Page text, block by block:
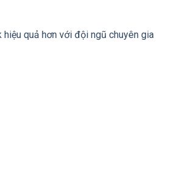
hiệu quả hơn với đội ngũ chuyên gia